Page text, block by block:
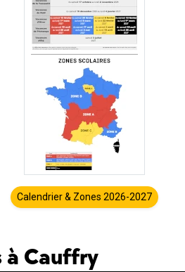
Calendrier & Zones 2026-2027
à Cauffry